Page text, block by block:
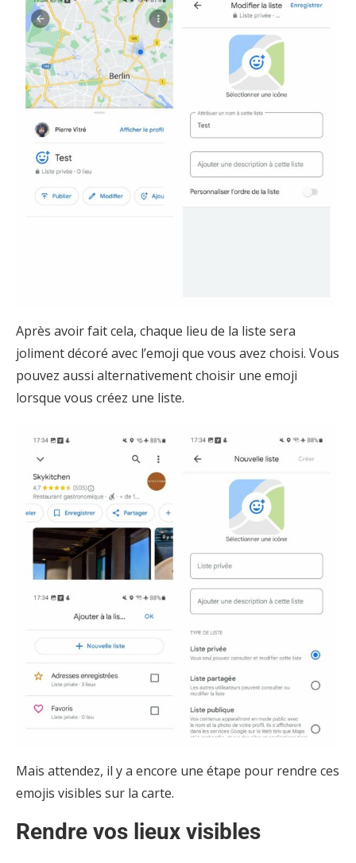
Après avoir fait cela, chaque lieu de la liste sera
joliment décoré avec l’emoji que vous avez choisi. Vous
pouvez aussi alternativement choisir une emoji
lorsque vous créez une liste.
Mais attendez, il y a encore une étape pour rendre ces
emojis visibles sur la carte.
Rendre vos lieux visibles